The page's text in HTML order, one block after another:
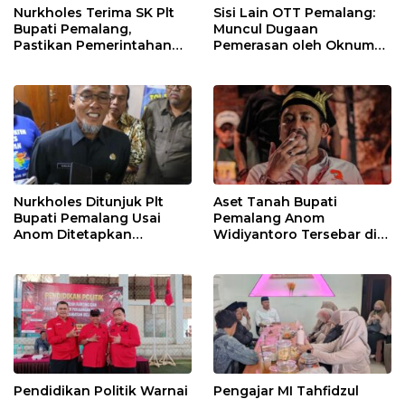
Nurkholes Terima SK Plt
Bupati Pemalang,
Pastikan Pemerintahan
Sisi Lain OTT Pemalang:
Muncul Dugaan
Pemerasan oleh Oknum
Nurkholes Ditunjuk Plt
Bupati Pemalang Usai
Anom Ditetapkan
Aset Tanah Bupati
Pemalang Anom
Widiyantoro Tersebar di
Pendidikan Politik Warnai
Pengajar MI Tahfidzul